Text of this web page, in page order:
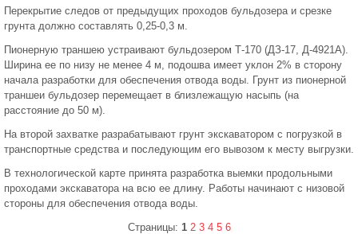
Перекрытие следов от предыдущих проходов бульдозера и срезке
грунта должно составлять 0,25-0,3 м.
Пионерную траншею устраивают бульдозером Т-170 (ДЗ-17, Д-4921А).
Ширина ее по низу не менее 4 м, подошва имеет уклон 2% в сторону
начала разработки для обеспечения отвода воды. Грунт из пионерной
траншеи бульдозер перемещает в близлежащую насыпь (на
расстояние до 50 м).
На второй захватке разрабатывают грунт экскаватором с погрузкой в
транспортные средства и последующим его вывозом к месту выгрузки.
В технологической карте принята разработка выемки продольными
проходами экскаватора на всю ее длину. Работы начинают с низовой
стороны для обеспечения отвода воды.
Страницы: 1 2 3 4 5 6